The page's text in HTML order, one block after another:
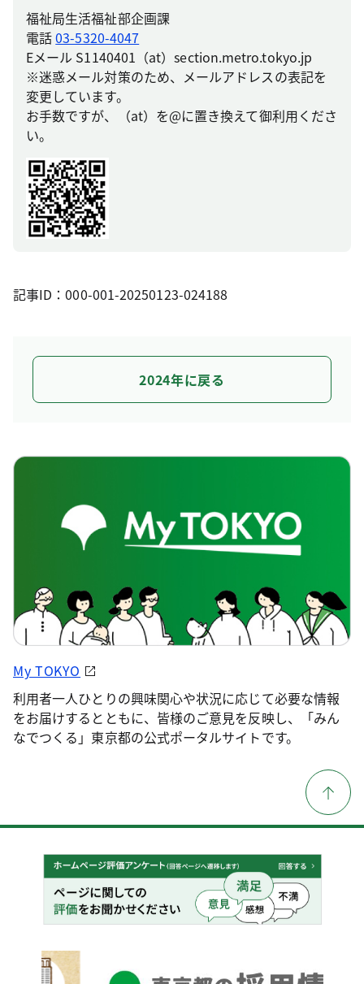
福祉局生活福祉部企画課
電話03-5320-4047
Eメール S1140401（at）section.metro.tokyo.jp
※迷惑メール対策のため、メールアドレスの表記を
変更しています。
お手数ですが、（at）を@に置き換えて御利用くださ
い。
記事ID：000-001-20250123-024188
2024年に戻る
My TOKYO
利用者一人ひとりの興味関心や状況に応じて必要な情報
をお届けするとともに、皆様のご意見を反映し、「みん
なでつくる」東京都の公式ポータルサイトです。